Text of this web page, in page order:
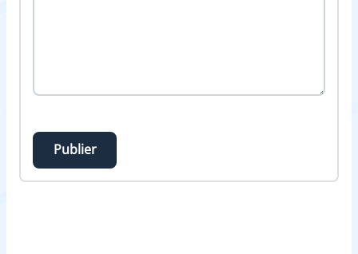
Publier